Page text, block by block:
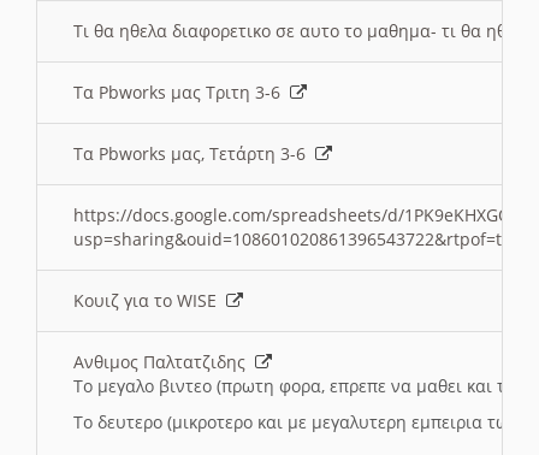
Τι θα ηθελα διαφορετικο σε αυτο το μαθημα- τι θα
Τα Pbworks μας Τριτη 3-6
Τα Pbworks μας, Τετάρτη 3-6
https://docs.google.com/spreadsheets/d/
Κουιζ για το WISE
Ανθιμος Παλτατζιδης
Το μεγαλο βιντεο (πρωτη φορα, επρεπε να μαθει και το
Το δευτερο (μικροτερο και με μεγαλυτερη εμπειρια